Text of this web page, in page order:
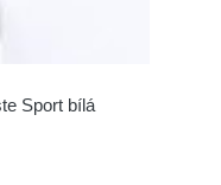
Sport bílá